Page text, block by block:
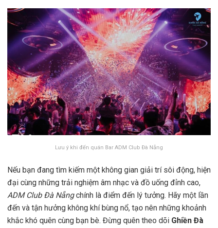
Lưu ý khi đến quán Bar ADM Club Đà Nẵng
Nếu bạn đang tìm kiếm một không gian giải trí sôi động, hiện
đại cùng những trải nghiệm âm nhạc và đồ uống đỉnh cao,
ADM Club Đà Nẵngchính là điểm đến lý tưởng. Hãy một lần
đến và tận hưởng không khí bùng nổ, tạo nên những khoảnh
khắc khó quên cùng bạn bè. Đừng quên theo dõi Ghiền Đà